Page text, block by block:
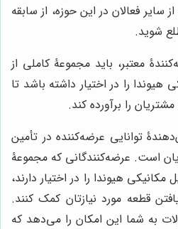
فعالان در این حوزه، از سابقه
شوید.
معتبر، باید مجموعۀ کاملی از
هیوندا را در اختیار داشته باشد تا
را برآورده کند.
توانایی عرضه‌کننده در تأمین
است. عرضه‌کنندگانی که مجموعۀ
مکانیکی هیوندا را در اختیار دارند،
قطعه مورد نیازتان کمک کنند.
به شما این امکان را می‌دهد که